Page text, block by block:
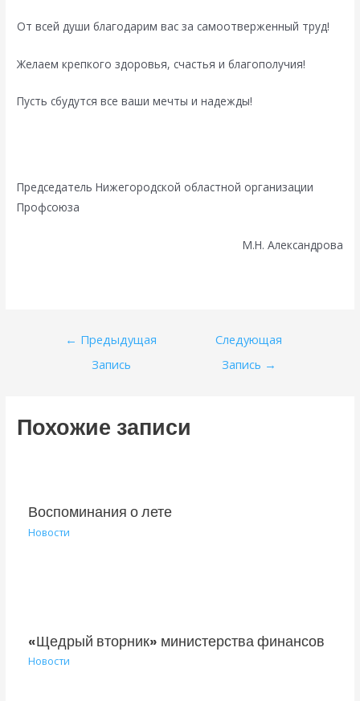
От всей души благодарим вас за самоотверженный труд!
Желаем крепкого здоровья, счастья и благополучия!
Пусть сбудутся все ваши мечты и надежды!
Председатель Нижегородской областной организации
Профсоюза
М.Н. Александрова
Навигация
← Предыдущая
Запись
Следующая
Запись →
Похожие записи
Воспоминания о лете
Новости
«Щедрый вторник» министерства финансов
Новости